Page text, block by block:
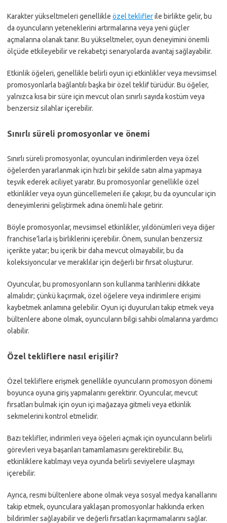
Karakter yükseltmeleri genellikle özel tekliflerile birlikte gelir, bu
da oyuncuların yeteneklerini artırmalarına veya yeni güçler
açmalarına olanak tanır. Bu yükseltmeler, oyun deneyimini önemli
ölçüde etkileyebilir ve rekabetçi senaryolarda avantaj sağlayabilir.
Etkinlik öğeleri, genellikle belirli oyun içi etkinlikler veya mevsimsel
promosyonlarla bağlantılı başka bir özel teklif türüdür. Bu öğeler,
yalnızca kısa bir süre için mevcut olan sınırlı sayıda kostüm veya
benzersiz silahlar içerebilir.
Sınırlı süreli promosyonlar ve önemi
Sınırlı süreli promosyonlar, oyuncuları indirimlerden veya özel
öğelerden yararlanmak için hızlı bir şekilde satın alma yapmaya
teşvik ederek aciliyet yaratır. Bu promosyonlar genellikle özel
etkinlikler veya oyun güncellemeleri ile çakışır, bu da oyuncular için
deneyimlerini geliştirmek adına önemli hale getirir.
Böyle promosyonlar, mevsimsel etkinlikler, yıldönümleri veya diğer
franchise’larla iş birliklerini içerebilir. Önem, sunulan benzersiz
içerikte yatar; bu içerik bir daha mevcut olmayabilir, bu da
koleksiyoncular ve meraklılar için değerli bir fırsat oluşturur.
Oyuncular, bu promosyonların son kullanma tarihlerini dikkate
almalıdır; çünkü kaçırmak, özel öğelere veya indirimlere erişimi
kaybetmek anlamına gelebilir. Oyun içi duyuruları takip etmek veya
bültenlere abone olmak, oyuncuların bilgi sahibi olmalarına yardımcı
olabilir.
Özel tekliflere nasıl erişilir?
Özel tekliflere erişmek genellikle oyuncuların promosyon dönemi
boyunca oyuna giriş yapmalarını gerektirir. Oyuncular, mevcut
fırsatları bulmak için oyun içi mağazaya gitmeli veya etkinlik
sekmelerini kontrol etmelidir.
Bazı teklifler, indirimleri veya öğeleri açmak için oyuncuların belirli
görevleri veya başarıları tamamlamasını gerektirebilir. Bu,
etkinliklere katılmayı veya oyunda belirli seviyelere ulaşmayı
içerebilir.
Ayrıca, resmi bültenlere abone olmak veya sosyal medya kanallarını
takip etmek, oyunculara yaklaşan promosyonlar hakkında erken
bildirimler sağlayabilir ve değerli fırsatları kaçırmamalarını sağlar.